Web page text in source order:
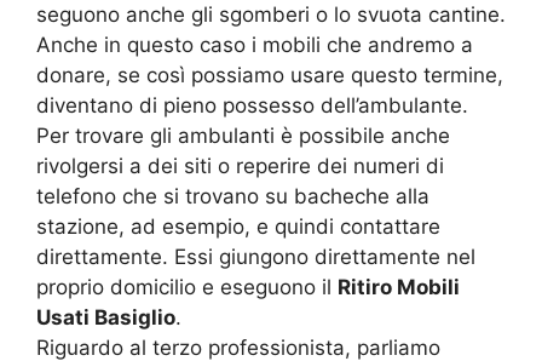
seguono anche gli sgomberi o lo svuota cantine.
Anche in questo caso i mobili che andremo a
donare, se così possiamo usare questo termine,
diventano di pieno possesso dell’ambulante.
Per trovare gli ambulanti è possibile anche
rivolgersi a dei siti o reperire dei numeri di
telefono che si trovano su bacheche alla
stazione, ad esempio, e quindi contattare
direttamente. Essi giungono direttamente nel
proprio domicilio e eseguono il Ritiro Mobili
Usati Basiglio.
Riguardo al terzo professionista, parliamo